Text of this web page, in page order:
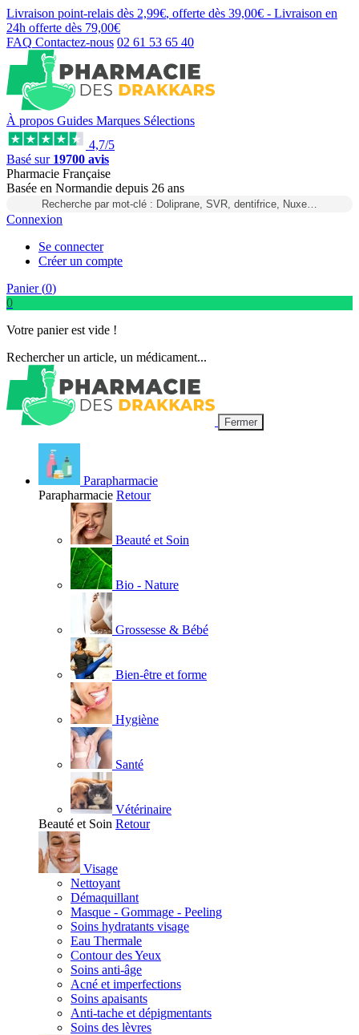
Livraison point-relais dès 2,99€, offerte dès 39,00€ - Livraison en
24h offerte dès 79,00€
FAQ Contactez-nous 02 61 53 65 40
À propos Guides Marques Sélections
4,7/5
Basé sur 19700 avis
Pharmacie Française
Basée en Normandie depuis 26 ans
Recherche par mot-clé : Doliprane, SVR, dentifrice, Nuxe…
Connexion
Se connecter
Créer un compte
Panier (0)
0
Votre panier est vide !
Rechercher un article, un médicament...
Fermer
Parapharmacie
Parapharmacie Retour
Beauté et Soin
Bio - Nature
Grossesse & Bébé
Bien-être et forme
Hygiène
Santé
Vétérinaire
Beauté et Soin Retour
Visage
Nettoyant
Démaquillant
Masque - Gommage - Peeling
Soins hydratants visage
Eau Thermale
Contour des Yeux
Soins anti-âge
Acné et imperfections
Soins apaisants
Anti-tache et dépigmentants
Soins des lèvres